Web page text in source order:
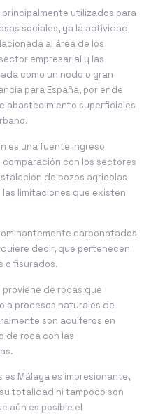
principalmente utilizados para
sociales, ya la actividad
al área de los
empresarial y las
como un nodo o gran
para España, por ende
abastecimiento superficiales
es una fuente ingreso
comparación con los sectores
de pozos agrícolas
limitaciones que existen
carbonatados
decir, que pertenecen
o fisurados.
de rocas que
a procesos naturales de
son acuíferos en
de roca con las
Málaga es impresionante,
totalidad ni tampoco son
aún es posible el